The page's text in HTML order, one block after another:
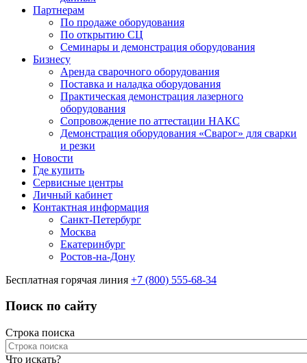
Партнерам
По продаже оборудования
По открытию СЦ
Семинары и демонстрация оборудования
Бизнесу
Аренда сварочного оборудования
Поставка и наладка оборудования
Практическая демонстрация лазерного
оборудования
Сопровождение по аттестации НАКС
Демонстрация оборудования «Сварог» для сварки
и резки
Новости
Где купить
Сервисные центры
Личный кабинет
Контактная информация
Санкт-Петербург
Москва
Екатеринбург
Ростов-на-Дону
Бесплатная горячая линия +7 (800) 555-68-34
Поиск по сайту
Строка поиска
Что искать?